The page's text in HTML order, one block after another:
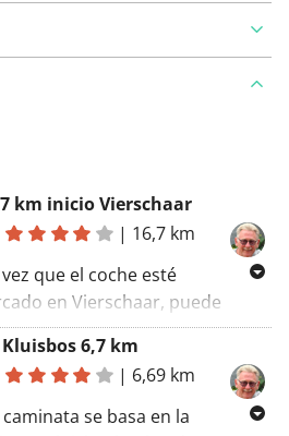
km inicio Vierschaar
| 16,7 km
que el coche esté
en Vierschaar, puede
una aventura. Esta es una
caminata panorámica
Un buen calzado para
es, por supuesto, deseable,
6,7 km
| 6,69 km
caminata se basa en la